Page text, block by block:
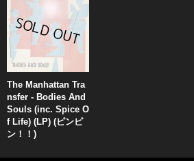
The Manhattan Tra
nsfer - Bodies And
Souls (inc. Spice O
f Life) (LP) (ピンピ
ン！！)